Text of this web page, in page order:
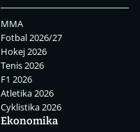
MMA
Fotbal 2026/27
Hokej 2026
Tenis 2026
F1 2026
Atletika 2026
Cyklistika 2026
Ekonomika